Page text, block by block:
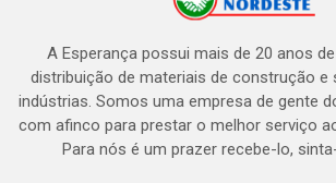
A Esperança possui mais de 20 anos
distribuição de materiais de construção e
indústrias. Somos uma empresa de gente
com afinco para prestar o melhor serviço
Para nós é um prazer recebe-lo,